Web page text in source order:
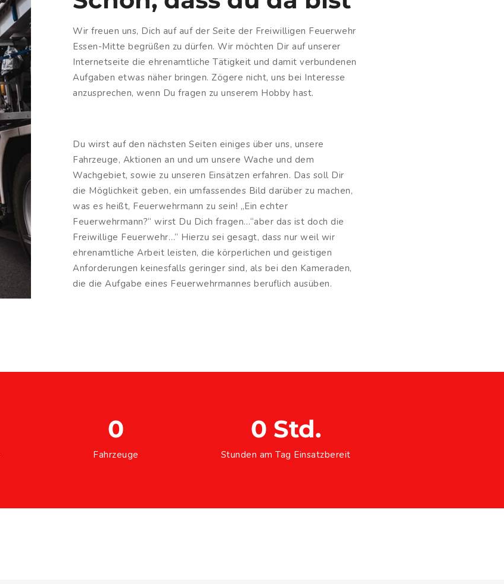
Wir freuen uns, Dich auf auf der Seite der Freiwilligen Feuerwehr
Essen-Mitte begrüßen zu dürfen. Wir möchten Dir auf unserer
Internetseite die ehrenamtliche Tätigkeit und damit verbundenen
Aufgaben etwas näher bringen. Zögere nicht, uns bei Interesse
anzusprechen, wenn Du fragen zu unserem Hobby hast.
Du wirst auf den nächsten Seiten einiges über uns, unsere
Fahrzeuge, Aktionen an und um unsere Wache und dem
Wachgebiet, sowie zu unseren Einsätzen erfahren. Das soll Dir
die Möglichkeit geben, ein umfassendes Bild darüber zu machen,
was es heißt, Feuerwehrmann zu sein! „Ein echter
Feuerwehrmann?“ wirst Du Dich fragen…“aber das ist doch die
Freiwillige Feuerwehr…“ Hierzu sei gesagt, dass nur weil wir
ehrenamtliche Arbeit leisten, die körperlichen und geistigen
Anforderungen keinesfalls geringer sind, als bei den Kameraden,
die die Aufgabe eines Feuerwehrmannes beruflich ausüben.
Fahrzeuge
0
Stunden am Tag Einsatzbereit
0 Std.